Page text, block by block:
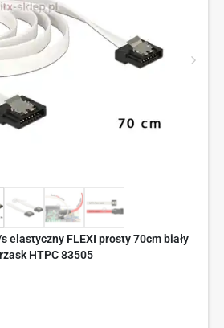
elastyczny FLEXI prosty 70cm biały
HTPC 83505